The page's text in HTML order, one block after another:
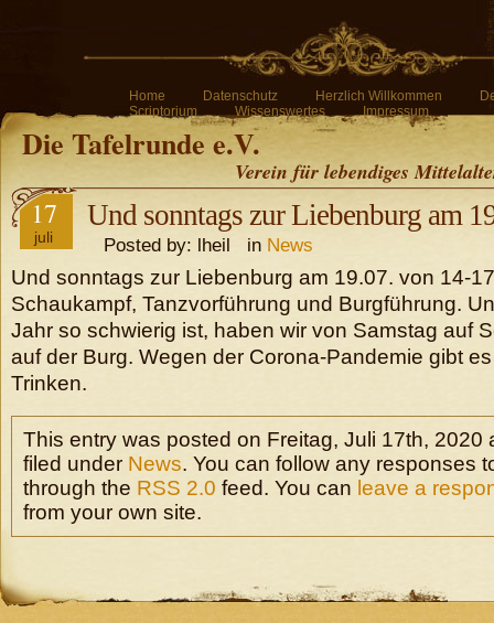
Home Datenschutz Herzlich Willkommen
Scriptorium
Wissenswertes Impressum
Die Tafelrunde e.V.
Verein für lebendiges
17
juli
Und sonntags zur Liebenburg am
Posted by: lheil in News
Und sonntags zur Liebenburg am 19.07. von 14-
Schaukampf, Tanzvorführung und Burgführung.
Jahr so schwierig ist, haben wir von Samstag auf
auf der Burg. Wegen der Corona-Pandemie gibt
Trinken.
This entry was posted on Freitag, Juli 17th, 2020
filed under News. You can follow any responses
through the RSS 2.0 feed. You can leave a
from your own site.